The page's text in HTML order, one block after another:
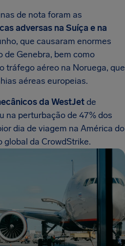
de nota foram as
adversas na Suíça e na
que causaram enormes
de Genebra, bem como
tráfego aéreo na Noruega, que
aéreas europeias.
da WestJetde
na perturbação de 47% dos
dia de viagem na América do
da CrowdStrike.